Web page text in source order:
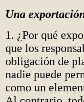
Una
1. ¿Por qué
que los
obligación de
nadie puede
como un